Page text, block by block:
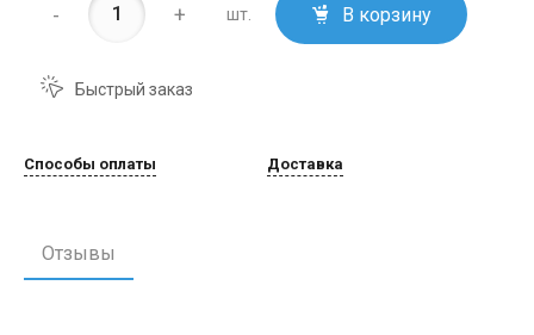
- + шт. В корзину
Быстрый заказ
Способы оплаты Доставка
Отзывы